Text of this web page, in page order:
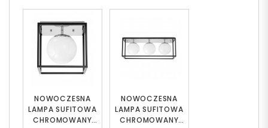
NOWOCZESNA
LAMPA SUFITOWA
CHROMOWANY
NOWOCZESNA
LAMPA SUFITOWA
CHROMOWANY